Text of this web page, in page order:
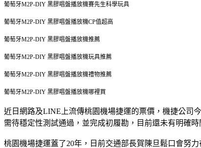
葡萄牙M2P-DIY 黑膠唱盤播放機賽先生科學玩具
葡萄牙M2P-DIY 黑膠唱盤播放機CP值超高
葡萄牙M2P-DIY 黑膠唱盤播放機推薦
葡萄牙M2P-DIY 黑膠唱盤播放機玩具推薦
葡萄牙M2P-DIY 黑膠唱盤播放機禮物推薦
葡萄牙M2P-DIY 黑膠唱盤播放機哪裡買
近日網路及LINE上流傳桃園機場捷運的票價，機捷公司
需待穩定性測試通過，並完成初履勘，目前還未有明確時
桃園機場捷運蓋了20年，日前交通部長賀陳旦鬆口會努